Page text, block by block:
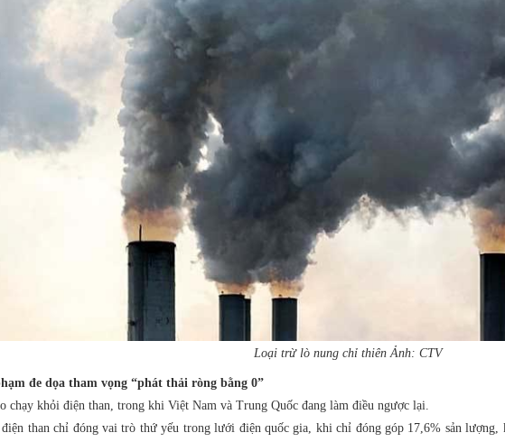
Loại trừ lò nung chỉ thiên Ảnh: CTV
đe dọa tham vọng “phát thải ròng bằng 0”
chạy khỏi điện than, trong khi Việt Nam và Trung Quốc đang làm điều ngược lại.
than chỉ đóng vai trò thứ yếu trong lưới điện quốc gia, khi chỉ đóng góp 17,6% sản